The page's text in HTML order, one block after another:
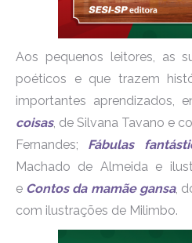
Aos pequenos leitores, as
poéticos e que trazem
importantes aprendizados,
coisas, de Silvana Tavano e
Fernandes; Fábulas
Machado de Almeida e
e Contos da mamãe gansa,
com ilustrações de Milimbo.